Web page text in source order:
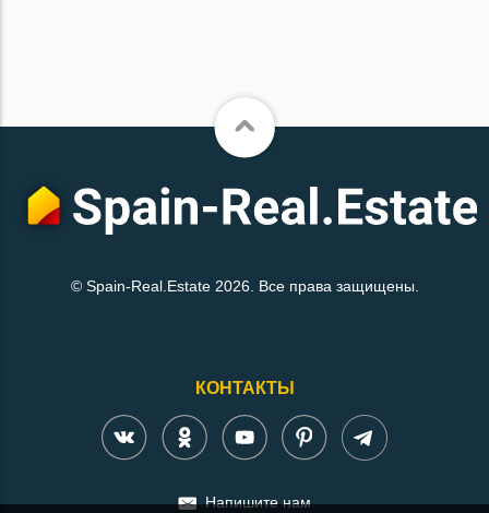
© Spain-Real.Estate 2026. Все права защищены.
КОНТАКТЫ
Напишите нам